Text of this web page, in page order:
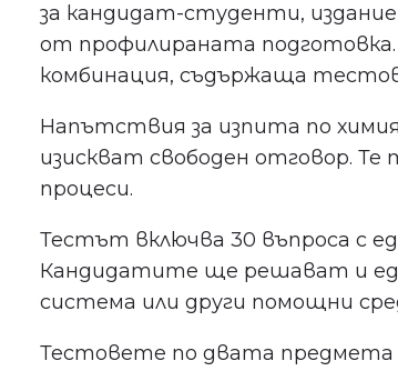
за кандидат-студенти,
от профилираната
комбинация, съдържаща
Напътствия за изпита по
изискват свободен отговор.
процеси.
Тестът включва 30 въпроса с
Кандидатите ще решават и
система или други помощни
Тестовете по двата предмета